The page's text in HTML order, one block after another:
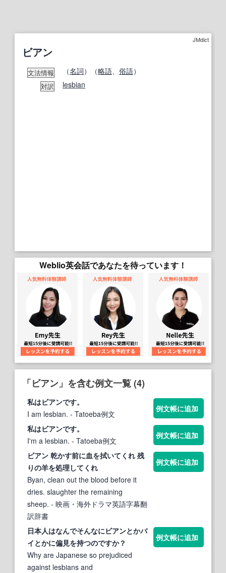
JMdict
ビアン
文法情報 （名詞）（略語 俗語）
対訳 lesbian
Weblio英会話であなたを待っています！
「ビアン」を含む例文一覧 (4)
私はビアンです。
I am lesbian. - Tatoeba例文
例文帳に追加
私はビアンです。
I'm a lesbian. - Tatoeba例文
例文帳に追加
ビアン 乾かす前に血を拭いてくれ 残
りの羊を処理してくれ
Byan, clean out the blood before it
dries. slaughter the remaining
sheep. - 映画・海外ドラマ英語字幕翻
訳辞書
例文帳に追加
日本人はなんでそんなにビアンとかバ
イとかに偏見を持つのですか？
Why are Japanese so prejudiced
against lesbians and
例文帳に追加